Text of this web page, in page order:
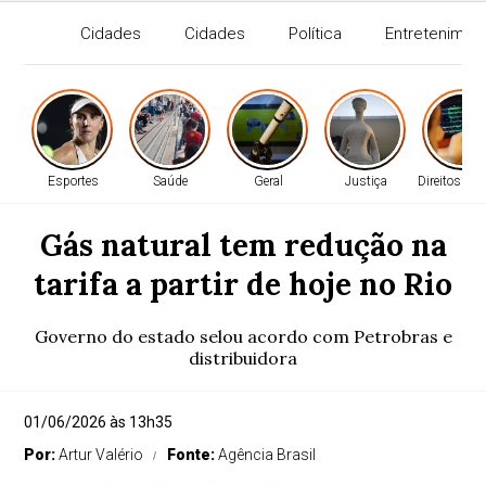
Cidades Cidades Política
Esportes Saúde Geral Justiça Direitos
Gás natural tem redução na
tarifa a partir de hoje no Rio
Governo do estado selou acordo com Petrobras e
distribuidora
01/06/2026 às 13h35
Por:Artur Valério Fonte:Agência Brasil